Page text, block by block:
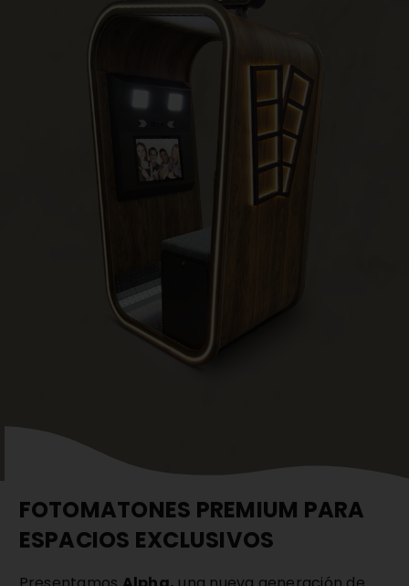
FOTOMATONES PREMIUM PARA
ESPACIOS EXCLUSIVOS